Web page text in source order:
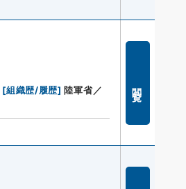
[組織歴/履歴] 陸軍省／